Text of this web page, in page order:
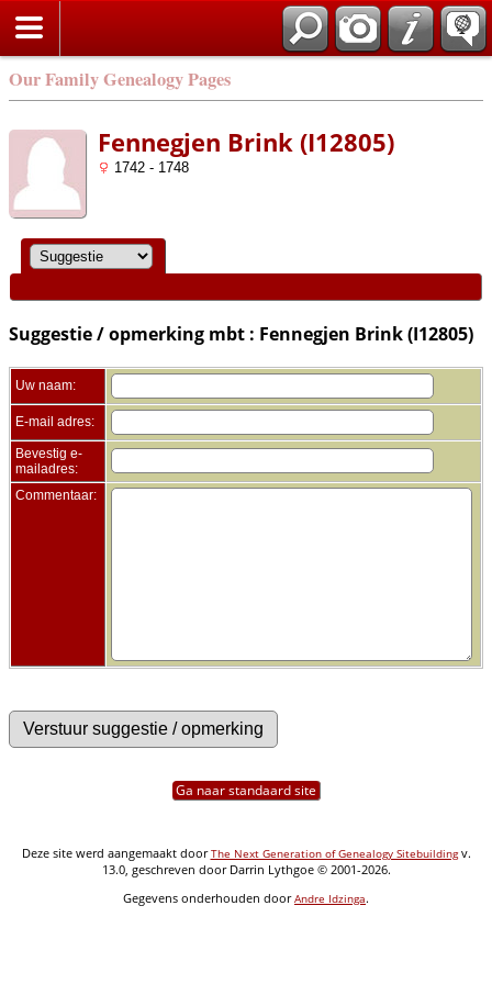
Our Family Genealogy Pages
Fennegjen Brink (I12805)
1742 - 1748
Suggestie / opmerking mbt : Fennegjen Brink (I12805)
Uw naam:
E-mail adres:
Bevestig e-
mailadres:
Commentaar:
Ga naar standaard site
Deze site werd aangemaakt doorThe Next Generation of Genealogy Sitebuildingv.
13.0, geschreven door Darrin Lythgoe © 2001-2026.
Gegevens onderhouden doorAndre Idzinga.